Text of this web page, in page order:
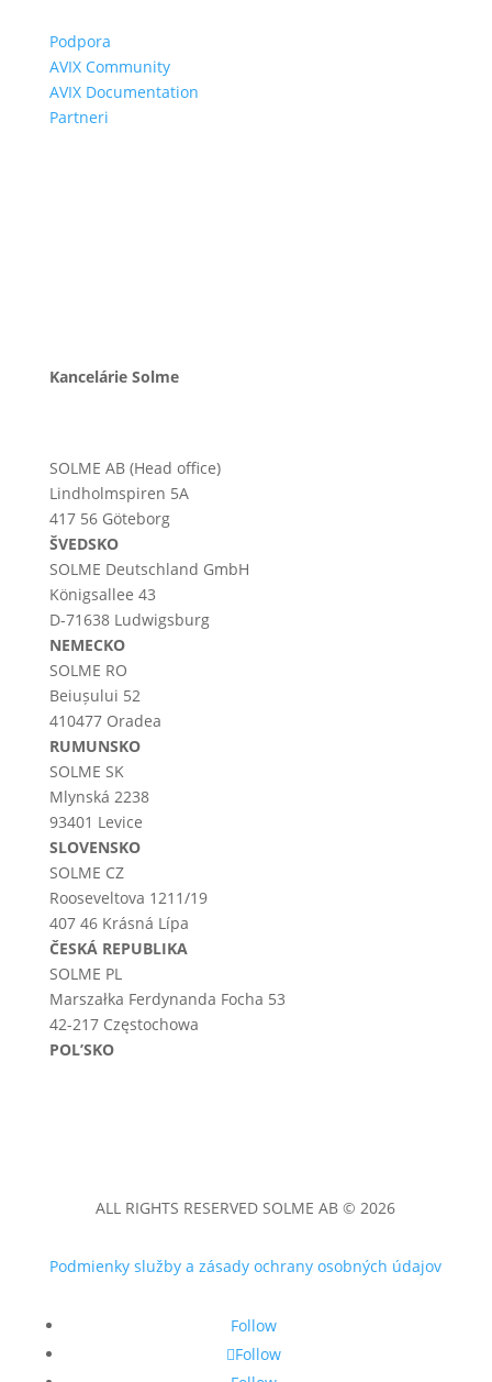
Podpora
AVIX Community
AVIX Documentation
Partneri
Kancelárie Solme
SOLME AB (Head office)
Lindholmspiren 5A
417 56 Göteborg
ŠVEDSKO
SOLME Deutschland GmbH
Königsallee 43
D-71638 Ludwigsburg
NEMECKO
SOLME RO
Beiușului 52
410477 Oradea
RUMUNSKO
SOLME SK
Mlynská 2238
93401 Levice
SLOVENSKO
SOLME CZ
Rooseveltova 1211/19
407 46 Krásná Lípa
ČESKÁ REPUBLIKA
SOLME PL
Marszałka Ferdynanda Focha 53
42-217 Częstochowa
POL’SKO
ALL RIGHTS RESERVED SOLME AB © 2026
Podmienky služby a zásady ochrany osobných údajov
Follow
Follow